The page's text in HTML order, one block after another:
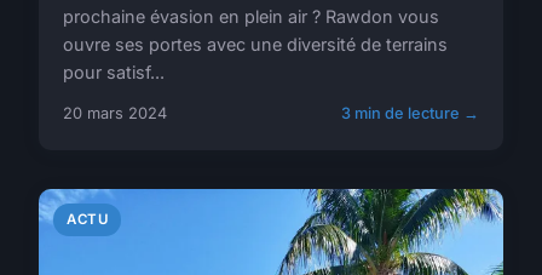
prochaine évasion en plein air ? Rawdon vous
ouvre ses portes avec une diversité de terrains
pour satisf...
20 mars 2024 3 min de lecture →
ACTU